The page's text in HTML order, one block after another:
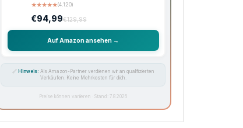
★★★★★(4.120)
€94,99€129,99
Auf Amazon ansehen →
🔗 Hinweis: Als Amazon-Partner verdienen wir an qualifizierten
Verkäufen. Keine Mehrkosten für dich.
Preise können variieren · Stand: 7.8.2026